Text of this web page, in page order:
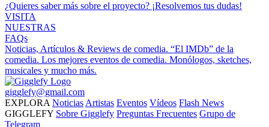
¿Quieres saber más sobre el proyecto? ¡Resolvemos tus dudas!
VISITA
NUESTRAS
FAQs
Noticias, Artículos & Reviews de comedia. “El IMDb” de la
comedia. Los mejores eventos de comedia. Monólogos, sketches,
musicales y mucho más.
gigglefy@gmail.com
EXPLORA Noticias Artistas Eventos Vídeos Flash News
GIGGLEFY Sobre Gigglefy Preguntas Frecuentes Grupo de
Telegram